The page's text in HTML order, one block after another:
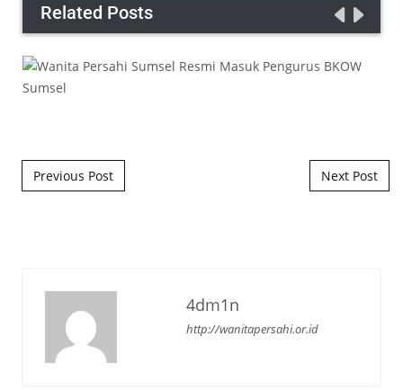
Related Posts
Post navigation
Previous Post Next Post
4dm1n
http://wanitapersahi.or.id